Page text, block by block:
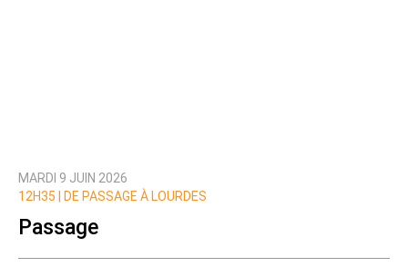
MARDI 9 JUIN 2026
12H35 |
DE PASSAGE À LOURDES
Passage